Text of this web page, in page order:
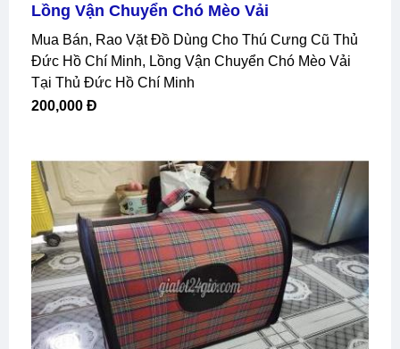
Lồng Vận Chuyển Chó Mèo Vải
Mua Bán, Rao Vặt Đồ Dùng Cho Thú Cưng Cũ Thủ
Đức Hồ Chí Minh, Lồng Vận Chuyển Chó Mèo Vải
Tại Thủ Đức Hồ Chí Minh
200,000 Đ